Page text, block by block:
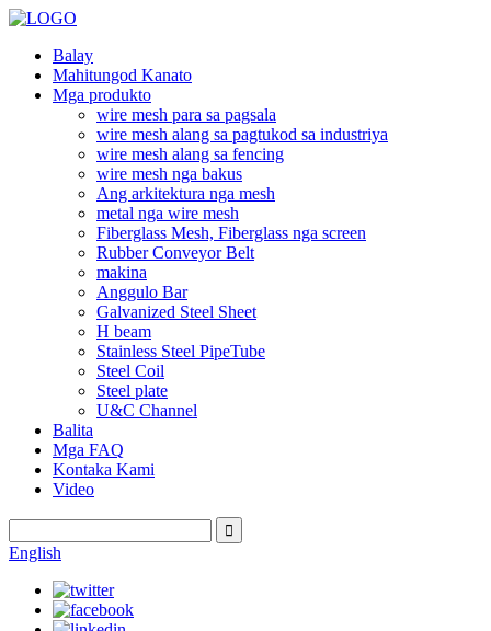
Balay
Mahitungod Kanato
Mga produkto
wire mesh para sa pagsala
wire mesh alang sa pagtukod sa industriya
wire mesh alang sa fencing
wire mesh nga bakus
Ang arkitektura nga mesh
metal nga wire mesh
Fiberglass Mesh, Fiberglass nga screen
Rubber Conveyor Belt
makina
Anggulo Bar
Galvanized Steel Sheet
H beam
Stainless Steel PipeTube
Steel Coil
Steel plate
U&C Channel
Balita
Mga FAQ
Kontaka Kami
Video
English